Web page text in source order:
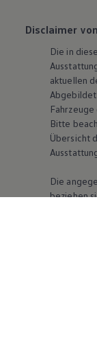
Disclaimer
Die in
aktuellen
Bitte
Übersicht
Die
beziehen